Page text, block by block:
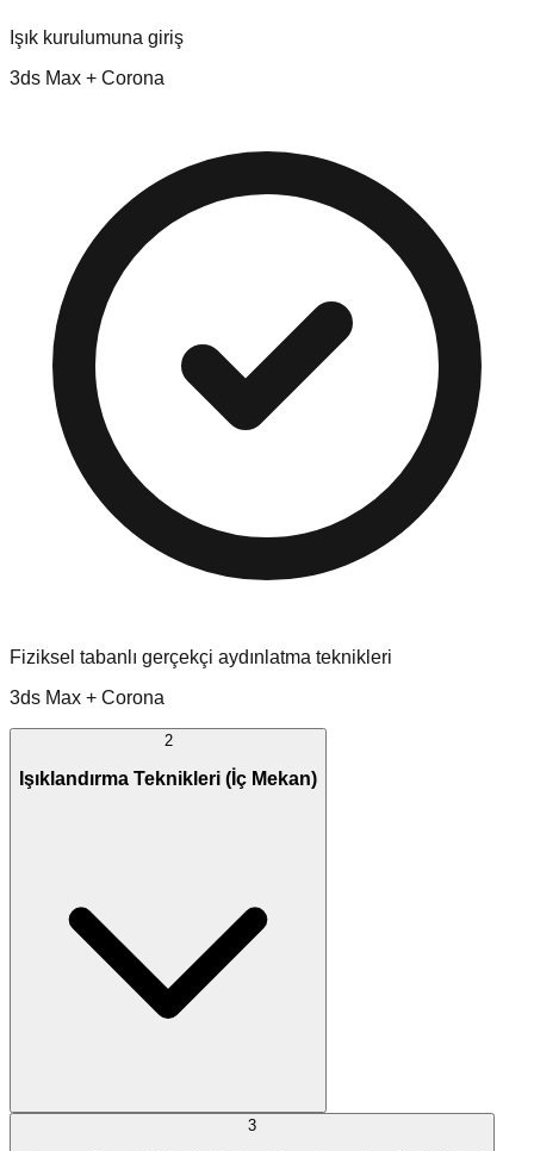
Işık kurulumuna giriş
3ds Max + Corona
Fiziksel tabanlı gerçekçi aydınlatma teknikleri
3ds Max + Corona
2
Işıklandırma Teknikleri (İç Mekan)
3